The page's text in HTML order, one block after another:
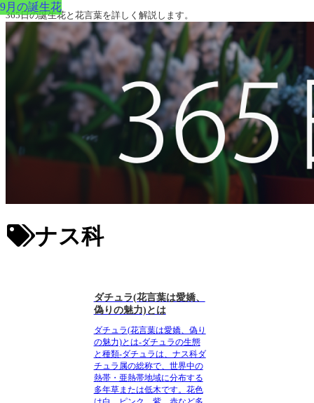
365日の誕生花と花言葉を詳しく解説します。
ナス科
9月の誕生花
ダチュラ(花言葉は愛嬌、
偽りの魅力)とは
ダチュラ(花言葉は愛嬌、偽り
の魅力)とは-ダチュラの生態
と種類-ダチュラは、ナス科ダ
チュラ属の総称で、世界中の
熱帯・亜熱帯地域に分布する
多年草または低木です。 花色